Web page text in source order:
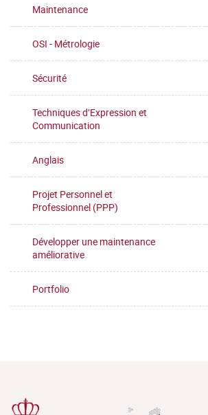
Maintenance
OSI - Métrologie
Sécurité
Techniques d’Expression et
Communication
Anglais
Projet Personnel et
Professionnel (PPP)
Développer une maintenance
améliorative
Portfolio